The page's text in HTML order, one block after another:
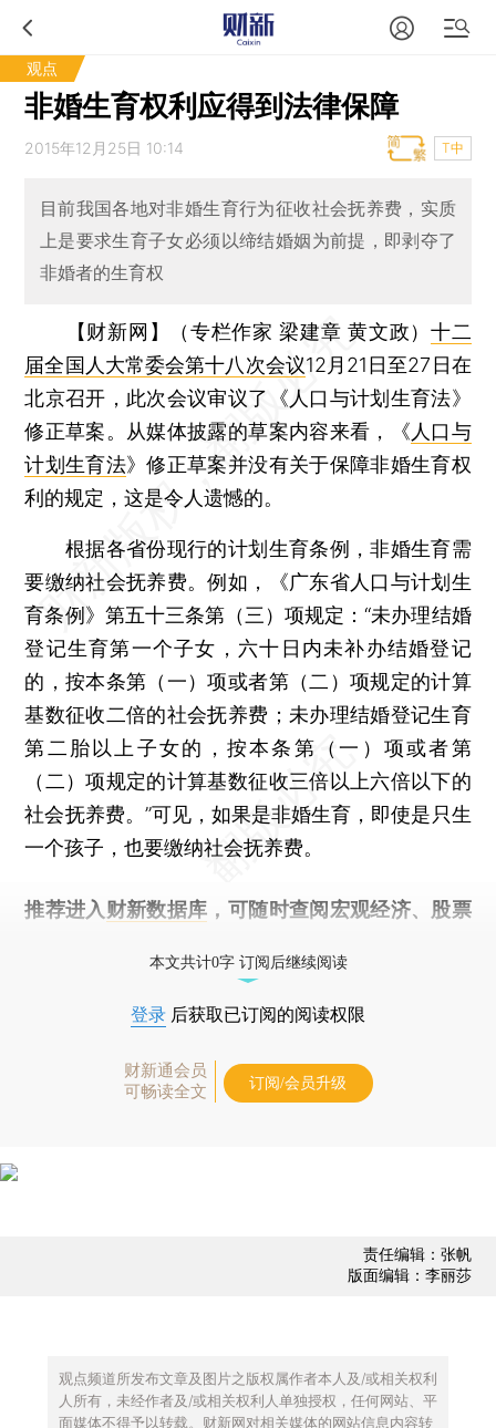
观点
非婚生育权利应得到法律保障
2015年12月25日 10:14 T中
目前我国各地对非婚生育行为征收社会抚养费，实质
上是要求生育子女必须以缔结婚姻为前提，即剥夺了
非婚者的生育权
【财新网】（专栏作家 梁建章 黄文政） 十二
届全国人大常委会第十八次会议12月21日至27日在
北京召开，此次会议审议了《人口与计划生育法》
修正草案。从媒体披露的草案内容来看，《 人口与
计划生育法》修正草案并没有关于保障非婚生育权
利的规定，这是令人遗憾的。
根据各省份现行的计划生育条例，非婚生育需
要缴纳社会抚养费。例如，《广东省人口与计划生
育条例》第五十三条第（三）项规定：“未办理结婚
登记生育第一个子女，六十日内未补办结婚登记
的，按本条第（一）项或者第（二）项规定的计算
基数征收二倍的社会抚养费；未办理结婚登记生育
第二胎以上子女的，按本条第（一）项或者第
（二）项规定的计算基数征收三倍以上六倍以下的
社会抚养费。”可见，如果是非婚生育，即使是只生
一个孩子，也要缴纳社会抚养费。
推荐进入 财新数据库 ，可随时查阅宏观经济、股票
本文共计0字 订阅后继续阅读
登录 后获取已订阅的阅读权限
财新通会员
可畅读全文
订阅/会员升级
责任编辑：张帆
版面编辑：李丽莎
观点频道所发布文章及图片之版权属作者本人及/或相关权利
人所有，未经作者及/或相关权利人单独授权，任何网站、平
面媒体不得予以转载。财新网对相关媒体的网站信息内容转